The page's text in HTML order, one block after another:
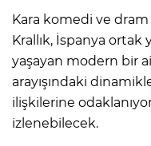
Kara komedi ve
Krallık, İspanya ortak
yaşayan modern bir
arayışındaki
ilişkilerine
izlenebilecek.